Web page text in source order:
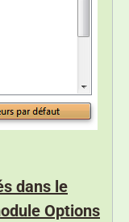
dans le
Options